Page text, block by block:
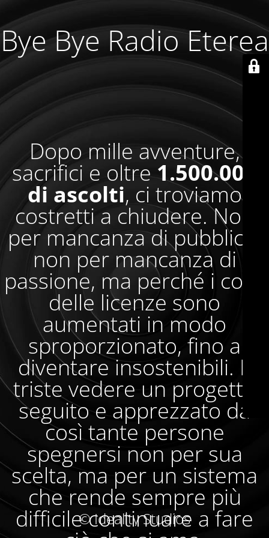
Bye Bye Radio Eterea
Dopo mille avventure,
sacrifici e oltre1.500.000
di ascolti, ci troviamo
costretti a chiudere. Non
per mancanza di pubblico,
non per mancanza di
passione, ma perché i costi
delle licenze sono
aumentati in modo
sproporzionato, fino a
diventare insostenibili. È
triste vedere un progetto
seguito e apprezzato da
così tante persone
spegnersi non per sua
scelta, ma per un sistema
che rende sempre più
difficile continuare a fare
© Ideality Studios